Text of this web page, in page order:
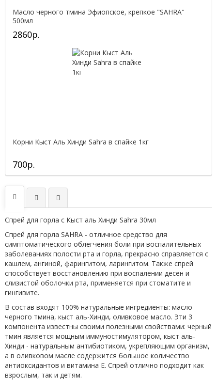
Масло черного тмина Эфиопское, крепкое "SAHRA"
500мл
2860р.
Корни Кыст Аль Хинди Sahra в спайке 1кг
700р.
Спрей для горла с Кыст аль Хинди Sahra 30мл
Спрей для горла SAHRA - отличное средство для
симптоматического облегчения боли при воспалительных
заболеваниях полости рта и горла, прекрасно справляется с
кашлем, ангиной, фарингитом, ларингитом. Также спрей
способствует восстановлению при воспалении десен и
слизистой оболочки рта, применяется при стоматите и
гингивите.
В состав входят 100% натуральные ингредиенты: масло
черного тмина, кыст аль-Хинди, оливковое масло. Эти 3
компонента известны своими полезными свойствами: черный
тмин является мощным иммуностимулятором, кыст аль-
Хинди - натуральным антибиотиком, укрепляющим организм,
а в оливковом масле содержится большое количество
антиоксидантов и витамина Е. Спрей отлично подходит как
взрослым, так и детям.